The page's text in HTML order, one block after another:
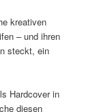
kreativen
– und ihren
steckt, ein
Hardcover in
diesen